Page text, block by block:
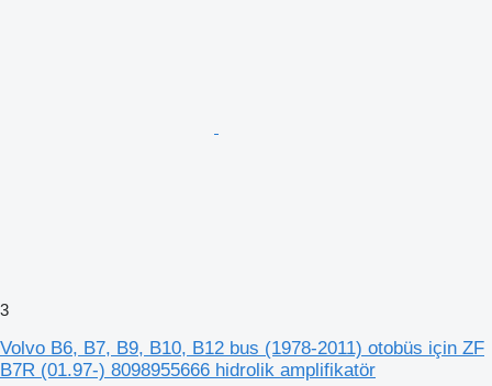
3
Volvo B6, B7, B9, B10, B12 bus (1978-2011) otobüs için ZF
B7R (01.97-) 8098955666 hidrolik amplifikatör